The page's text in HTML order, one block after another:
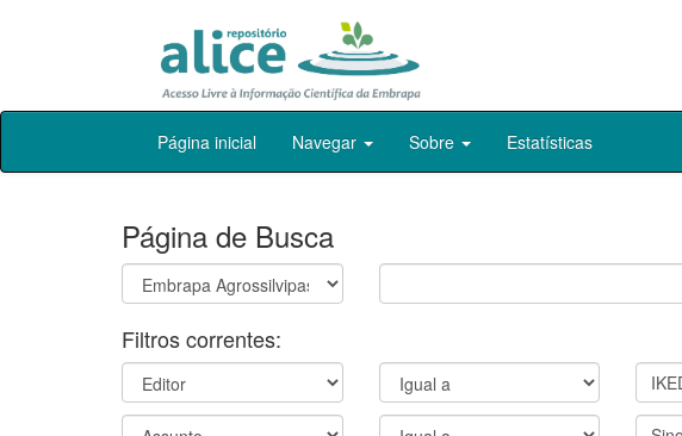
Skip
Página inicial Navegar Sobre Estatísticas
Página de Busca
Filtros correntes: